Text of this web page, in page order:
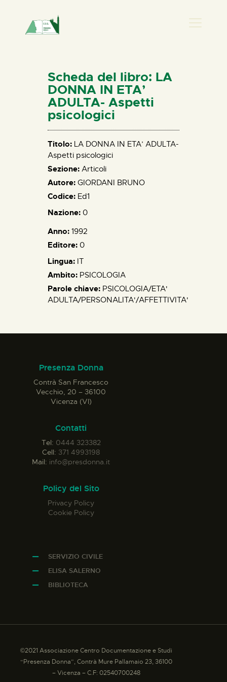
HOME
CHI SIAMO
NEWS
PERCORSI
ELISA SALERNO
CONTATTI
Scheda del libro: LA
DONNA IN ETA’
ADULTA- Aspetti
psicologici
Titolo: LA DONNA IN ETA’ ADULTA-
Aspetti psicologici
Sezione: Articoli
Autore: GIORDANI BRUNO
Codice: Ed1
Nazione: 0
Anno: 1992
Editore: 0
Lingua: IT
Ambito: PSICOLOGIA
Parole chiave: PSICOLOGIA/ETA'
ADULTA/PERSONALITA'/AFFETTIVITA'
Presenza Donna
Contrà San Francesco
Vecchio, 20 – 36100
Vicenza (VI)
Contatti
Tel: 0444 323382
Cell: 371 4993198
Mail: info@presdonna.it
Policy del Sito
Privacy Policy
Cookie Policy
SERVIZIO CIVILE
ELISA SALERNO
BIBLIOTECA
©2021 Associazione Centro Documentazione e Studi
“Presenza Donna”, Contrà Mure Pallamaio 23, 36100
– Vicenza – C.F: 02540700248